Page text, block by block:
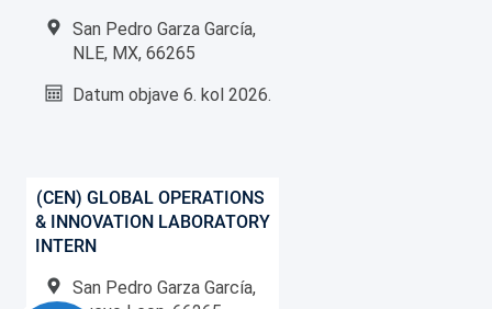
San Pedro Garza García,
NLE, MX, 66265
Datum objave 6. kol 2026.
(CEN) GLOBAL OPERATIONS
& INNOVATION LABORATORY
INTERN
San Pedro Garza García,